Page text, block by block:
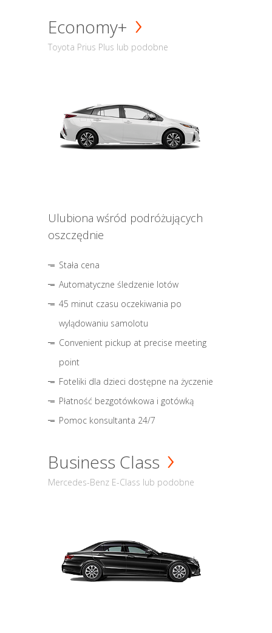
Economy+
Toyota Prius Plus lub podobne
Ulubiona wśród podróżujących
oszczędnie
Stała cena
Automatyczne śledzenie lotów
45 minut czasu oczekiwania po
wylądowaniu samolotu
Convenient pickup at precise meeting
point
Foteliki dla dzieci dostępne na życzenie
Płatność bezgotówkowa i gotówką
Pomoc konsultanta 24/7
Business Class
Mercedes-Benz E-Class lub podobne